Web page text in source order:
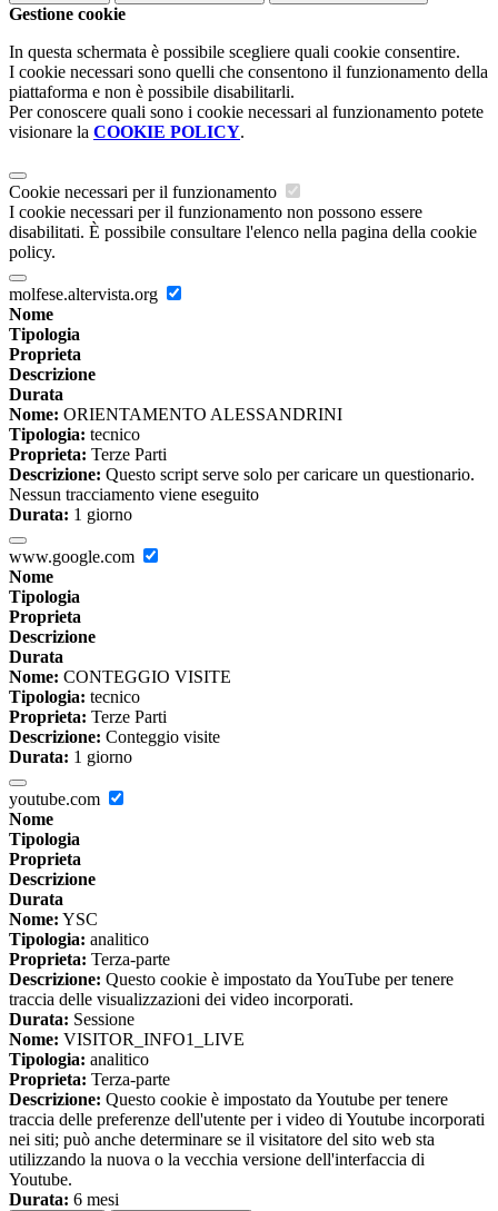
Gestione cookie
In questa schermata è possibile scegliere quali cookie consentire.
I cookie necessari sono quelli che consentono il funzionamento della
piattaforma e non è possibile disabilitarli.
Per conoscere quali sono i cookie necessari al funzionamento potete
visionare la COOKIE POLICY.
Cookie necessari per il funzionamento
I cookie necessari per il funzionamento non possono essere
disabilitati. È possibile consultare l'elenco nella pagina della cookie
policy.
molfese.altervista.org
Nome
Tipologia
Proprieta
Descrizione
Durata
Nome: ORIENTAMENTO ALESSANDRINI
Tipologia: tecnico
Proprieta: Terze Parti
Descrizione: Questo script serve solo per caricare un questionario.
Nessun tracciamento viene eseguito
Durata: 1 giorno
www.google.com
Nome
Tipologia
Proprieta
Descrizione
Durata
Nome: CONTEGGIO VISITE
Tipologia: tecnico
Proprieta: Terze Parti
Descrizione: Conteggio visite
Durata: 1 giorno
youtube.com
Nome
Tipologia
Proprieta
Descrizione
Durata
Nome: YSC
Tipologia: analitico
Proprieta: Terza-parte
Descrizione: Questo cookie è impostato da YouTube per tenere
traccia delle visualizzazioni dei video incorporati.
Durata: Sessione
Nome: VISITOR_INFO1_LIVE
Tipologia: analitico
Proprieta: Terza-parte
Descrizione: Questo cookie è impostato da Youtube per tenere
traccia delle preferenze dell'utente per i video di Youtube incorporati
nei siti; può anche determinare se il visitatore del sito web sta
utilizzando la nuova o la vecchia versione dell'interfaccia di
Youtube.
Durata: 6 mesi